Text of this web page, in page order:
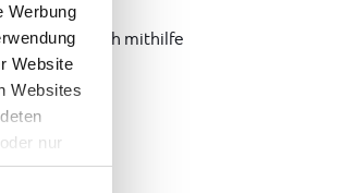
Werbung
Website
Websites
nur
zu einer
einfach mithilfe